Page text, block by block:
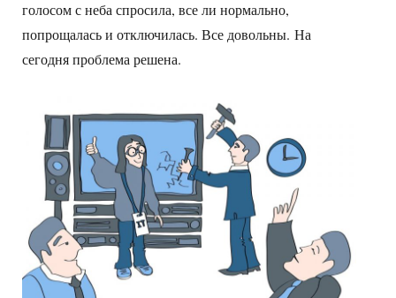
голосом с неба спросила, все ли нормально,
попрощалась и отключилась. Все довольны. На
сегодня проблема решена.